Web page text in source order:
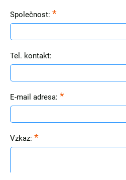
Společnost: *
Tel. kontakt:
E-mail adresa: *
Vzkaz: *